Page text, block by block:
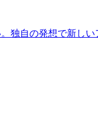
自の発想で新し